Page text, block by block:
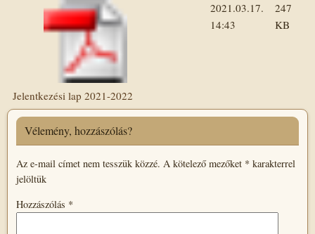
Jelentkezési lap 2021-2022
2021.03.17.
14:43
247
KB
Vélemény, hozzászólás?
Az e-mail címet nem tesszük közzé. A kötelező mezőket * karakterrel
jelöltük
Hozzászólás *